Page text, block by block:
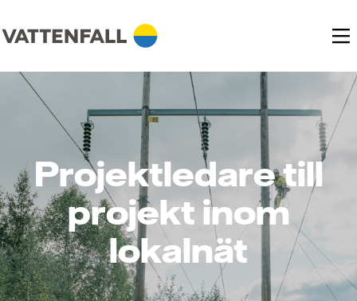
Projektledare till
projekt inom
lokalnät